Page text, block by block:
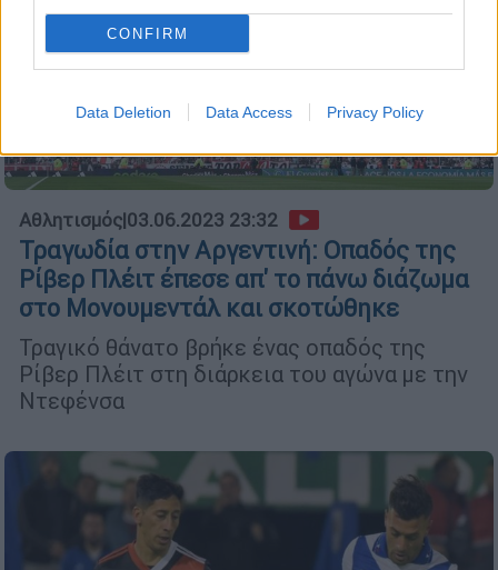
CONFIRM
Data Deletion Data Access Privacy Policy
Αθλητισμός|03.06.2023 23:32
Τραγωδία στην Αργεντινή: Οπαδός της
Ρίβερ Πλέιτ έπεσε απ' το πάνω διάζωμα
στο Μονουμεντάλ και σκοτώθηκε
Τραγικό θάνατο βρήκε ένας οπαδός της
Ρίβερ Πλέιτ στη διάρκεια του αγώνα με την
Ντεφένσα